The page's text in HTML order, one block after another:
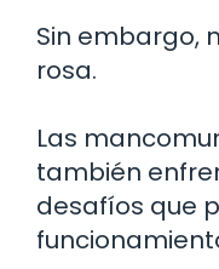
Sin embargo,
rosa.
Las
también
desafíos que